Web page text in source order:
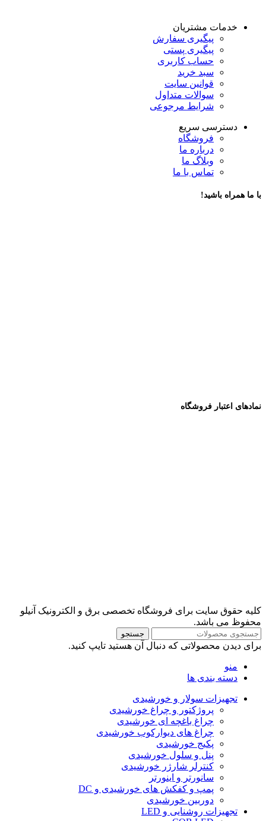
خدمات مشتریان
پیگیری سفارش
پیگیری پستی
حساب کاربری
سبد خرید
قوانین سایت
سوالات متداول
شرایط مرجوعی
دسترسی سریع
فروشگاه
درباره ما
وبلاگ ما
تماس با ما
با ما همراه باشید!
نمادهای اعتبار فروشگاه
کلیه حقوق سایت برای فروشگاه تخصصی برق و الکترونیک آنیلو
محفوظ می باشد.
جستجو
برای دیدن محصولاتی که دنبال آن هستید تایپ کنید.
منو
دسته بندی ها
تجهیزات سولار و خورشیدی
پروژکتور و چراغ خورشیدی
چراغ باغچه ای خورشیدی
چراغ های دیوارکوب خورشیدی
پکیج خورشیدی
پنل و سلول خورشیدی
کنترلر شارژر خورشیدی
سانورتر و اینورتر
پمپ و کفکش های خورشیدی و DC
دوربین خورشیدی
تجهیزات روشنایی و LED